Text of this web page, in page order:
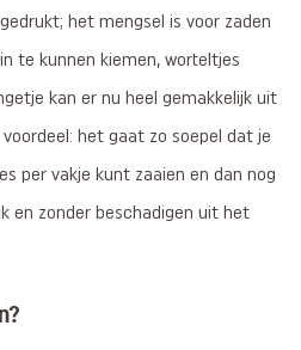
het mengsel is voor zaden
te kunnen kiemen, worteltjes
kan er nu heel gemakkelijk uit
het gaat zo soepel dat je
per vakje kunt zaaien en dan nog
en zonder beschadigen uit het